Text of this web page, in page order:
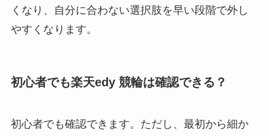
くなり、自分に合わない選択肢を早い段階で外し
やすくなります。
初心者でも楽天edy 競輪は確認できる？
初心者でも確認できます。ただし、最初から細か